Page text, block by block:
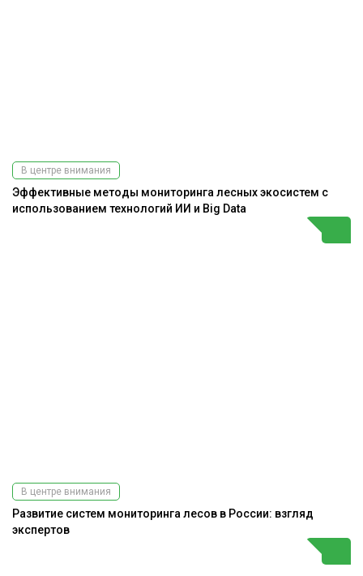
В центре внимания
Эффективные методы мониторинга лесных экосистем с
использованием технологий ИИ и Big Data
В центре внимания
Развитие систем мониторинга лесов в России: взгляд
экспертов